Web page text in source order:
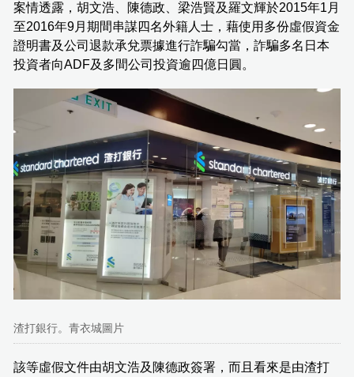
案情透露，胡文浩、陳德政、梁浩賢及羅文輝於2015年1月
至2016年9月期間串謀四名外籍人士，藉使用多份虛假資金
證明書及公司退款承兌票據進行詐騙勾當，詐騙多名日本
投資者向ADF及多間公司投資逾四億日圓。
渣打銀行。青衣城圖片
該等虛假文件由胡文浩及陳德政簽署，而且看來是由渣打